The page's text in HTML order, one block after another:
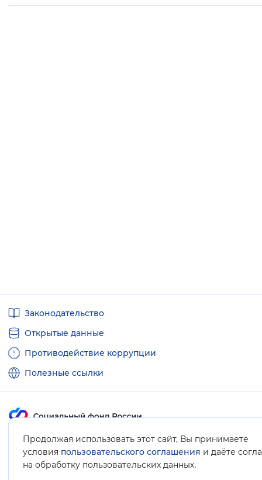
Продолжая использовать этот сайт, Вы принимаете
условия пользовательского соглашения и даёте
на обработку пользовательских данных.
ссылкиЗаконодательство
Открытые данные
Противодействие коррупции
Полезные ссылки
Карта сайта